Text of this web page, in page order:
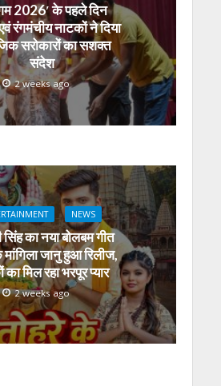
2026′ के पहले दिन
रंगमंचीय नाटकों ने दिया
सरोकारों का सशक्त
संदेश
2 weeks ago
NEWS
सिंह का नया बोलबम गीत
मांगिला जानु हुआ रिलीज,
का मिल रहा भरपूर प्यार
2 weeks ago